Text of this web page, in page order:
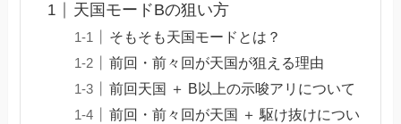
天国モードBの狙い方
そもそも天国モードとは？
前回・前々回が天国が狙える理由
前回天国 ＋ B以上の示唆アリについて
前回・前々回が天国 ＋ 駆け抜けについ